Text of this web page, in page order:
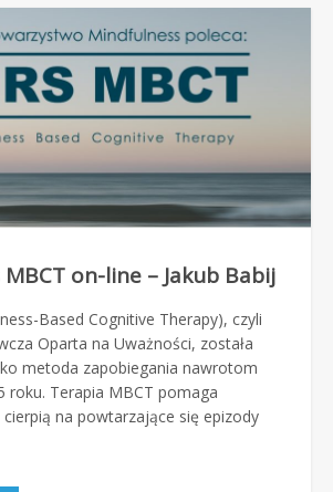
on-line – Jakub Babij
Based Cognitive Therapy), czyli
Oparta na Uważności, została
metoda zapobiegania nawrotom
roku. Terapia MBCT pomaga
na powtarzające się epizody